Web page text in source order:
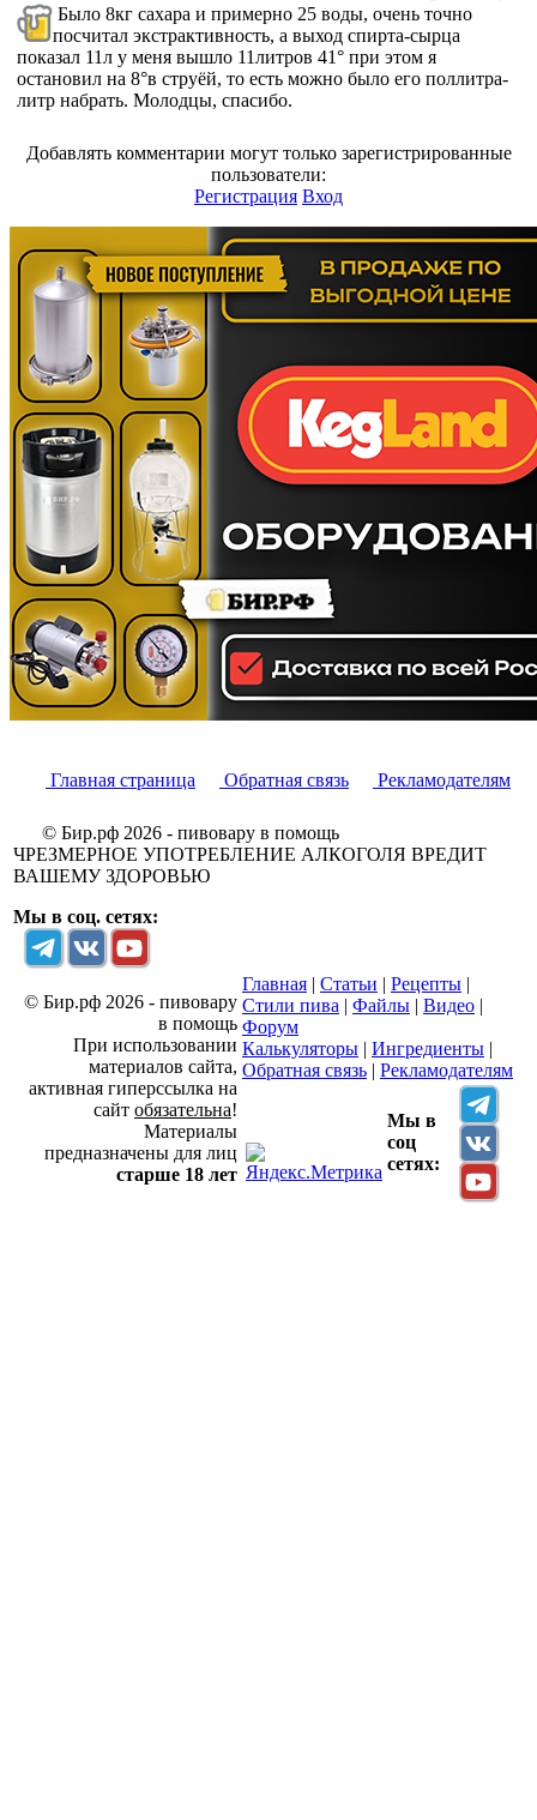
Было 8кг сахара и примерно 25 воды, очень точно
посчитал экстрактивность, а выход спирта-сырца
показал 11л у меня вышло 11литров 41° при этом я
остановил на 8°в струёй, то есть можно было его поллитра-
литр набрать. Молодцы, спасибо.
Добавлять комментарии могут только зарегистрированные
пользователи:
Регистрация Вход
Главная страница Обратная связь Рекламодателям
© Бир.рф 2026 - пивовару в помощь
ЧРЕЗМЕРНОЕ УПОТРЕБЛЕНИЕ АЛКОГОЛЯ ВРЕДИТ
ВАШЕМУ ЗДОРОВЬЮ
Мы в соц. сетях:
© Бир.рф 2026 - пивовару
в помощь
При использовании
материалов сайта,
активная гиперссылка на
сайт обязательна!
Материалы
предназначены для лиц
старше 18 лет
Главная | Статьи | Рецепты |
Стили пива | Файлы | Видео |
Форум
Калькуляторы | Ингредиенты |
Обратная связь | Рекламодателям
Мы в
соц
сетях: